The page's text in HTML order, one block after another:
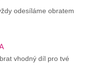
odesíláme obratem
vhodný díl pro tvé